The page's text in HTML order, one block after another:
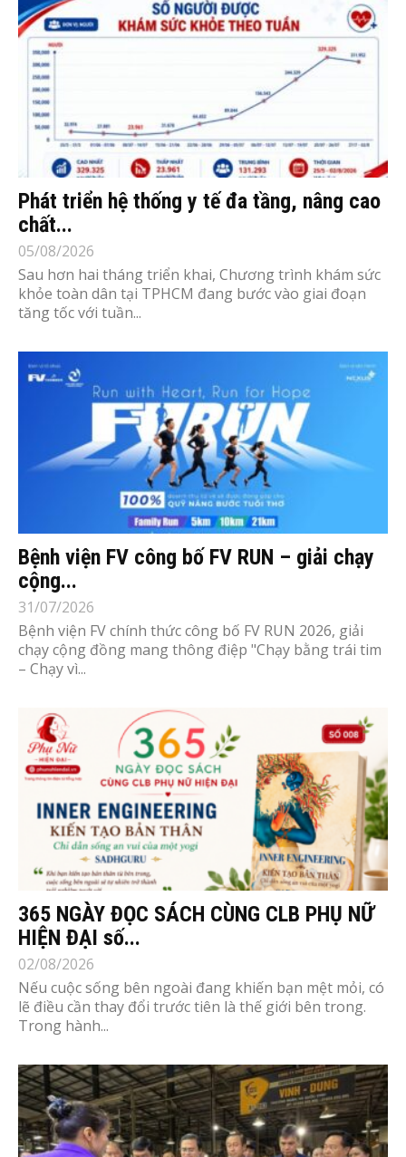
Phát triển hệ thống y tế đa tầng, nâng cao
chất...
05/08/2026
Sau hơn hai tháng triển khai, Chương trình khám sức
khỏe toàn dân tại TPHCM đang bước vào giai đoạn
tăng tốc với tuần...
Bệnh viện FV công bố FV RUN – giải chạy
cộng...
31/07/2026
Bệnh viện FV chính thức công bố FV RUN 2026, giải
chạy cộng đồng mang thông điệp "Chạy bằng trái tim
– Chạy vì...
365 NGÀY ĐỌC SÁCH CÙNG CLB PHỤ NỮ
HIỆN ĐẠI số...
02/08/2026
Nếu cuộc sống bên ngoài đang khiến bạn mệt mỏi, có
lẽ điều cần thay đổi trước tiên là thế giới bên trong.
Trong hành...